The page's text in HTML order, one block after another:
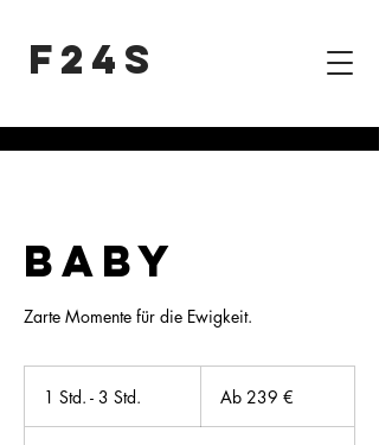
F24S
BABY
Zarte Momente für die Ewigkeit.
1 Std. - 3 Std.
EuroAb 239 €